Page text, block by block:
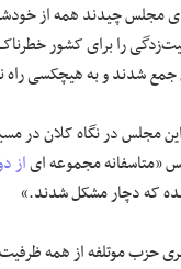
مجلس چیدند همه از
را برای کشور
شدند و به هیچکسی
مجلس در نگاه کلان در
«متاسفانه مجموعه ایاز
که دچار مشکل شدند.»
حزب موتلفه از همه